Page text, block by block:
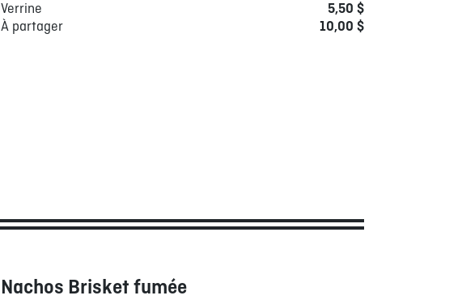
Verrine
5,50 $
À partager
10,00 $
Nachos Brisket fumée